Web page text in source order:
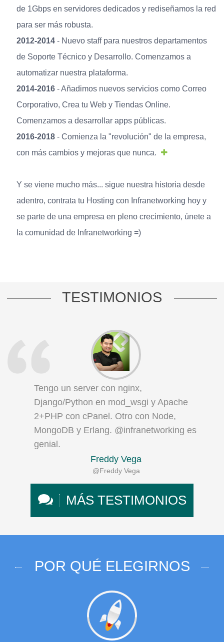
de 1Gbps en servidores dedicados y rediseñamos la red
para ser más robusta.
2012-2014- Nuevo staff para nuestros departamentos
de Soporte Técnico y Desarrollo. Comenzamos a
automatizar nuestra plataforma.
2014-2016- Añadimos nuevos servicios como Correo
Corporativo, Crea tu Web y Tiendas Online.
Comenzamos a desarrollar apps públicas.
2016-2018- Comienza la "revolución" de la empresa,
con más cambios y mejoras que nunca.
Y se viene mucho más... sigue nuestra historia desde
adentro, contrata tu Hosting con Infranetworking hoy y
se parte de una empresa en pleno crecimiento, únete a
la comunidad de Infranetworking =)
TESTIMONIOS
Tengo un server con nginx,
Django/Python en mod_wsgi y Apache
2+PHP con cPanel. Otro con Node,
MongoDB y Erlang. @infranetworking es
genial.
Freddy Vega
@Freddy Vega
MÁS TESTIMONIOS
POR QUÉ ELEGIRNOS